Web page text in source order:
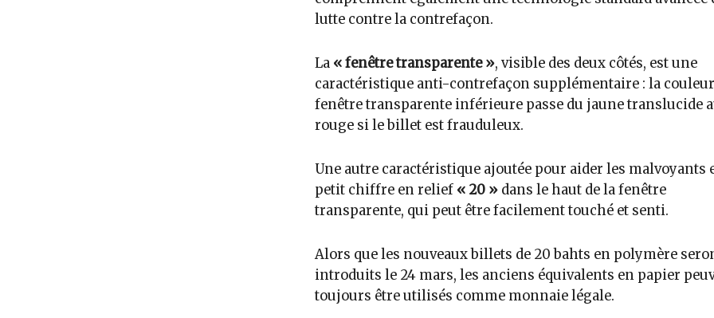
lutte contre la contrefaçon.
La « fenêtre transparente », visible des deux côtés, est une
caractéristique anti-contrefaçon supplémentaire : la
fenêtre transparente inférieure passe du jaune translucide
rouge si le billet est frauduleux.
Une autre caractéristique ajoutée pour aider les malvoyants
petit chiffre en relief « 20 »dans le haut de la fenêtre
transparente, qui peut être facilement touché et senti.
Alors que les nouveaux billets de 20 bahts en polymère
introduits le 24 mars, les anciens équivalents en papier
toujours être utilisés comme monnaie légale.